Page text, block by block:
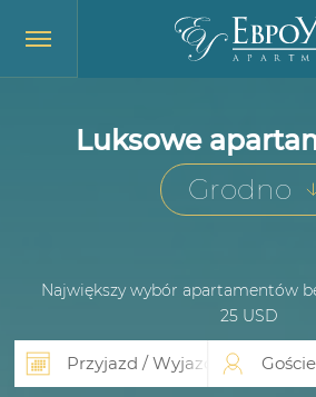
Luksowe
Największy wybór apartamentów
25 USD
Goście